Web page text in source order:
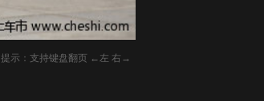
提示：支持键盘翻页 ←左 右→